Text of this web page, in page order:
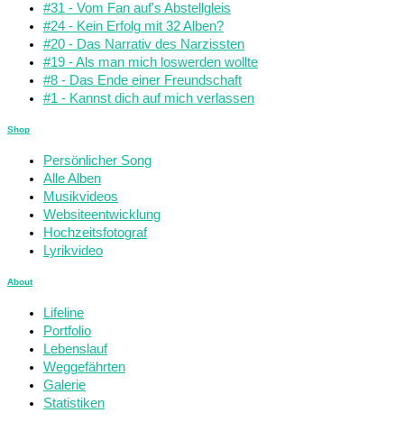
#31 - Vom Fan auf's Abstellgleis
#24 - Kein Erfolg mit 32 Alben?
#20 - Das Narrativ des Narzissten
#19 - Als man mich loswerden wollte
#8 - Das Ende einer Freundschaft
#1 - Kannst dich auf mich verlassen
Shop
Persönlicher Song
Alle Alben
Musikvideos
Websiteentwicklung
Hochzeitsfotograf
Lyrikvideo
About
Lifeline
Portfolio
Lebenslauf
Weggefährten
Galerie
Statistiken